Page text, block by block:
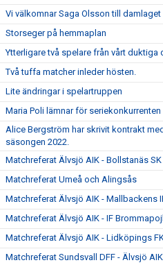
Vi välkomnar Saga Olsson till damlaget
Storseger på hemmaplan
Ytterligare två spelare från vårt duktiga
Två tuffa matcher inleder hösten.
Lite ändringar i spelartruppen
Maria Poli lämnar för
Alice Bergström har skrivit kontrakt
säsongen 2022.
Matchreferat Älvsjö AIK - Bollstanäs SK
Matchreferat Umeå och Alingsås
Matchreferat Älvsjö AIK - Mallbackens
Matchreferat Älvsjö AIK - IF
Matchreferat Älvsjö AIK - Lidköpings
Matchreferat Sundsvall DFF - Älvsjö AIK